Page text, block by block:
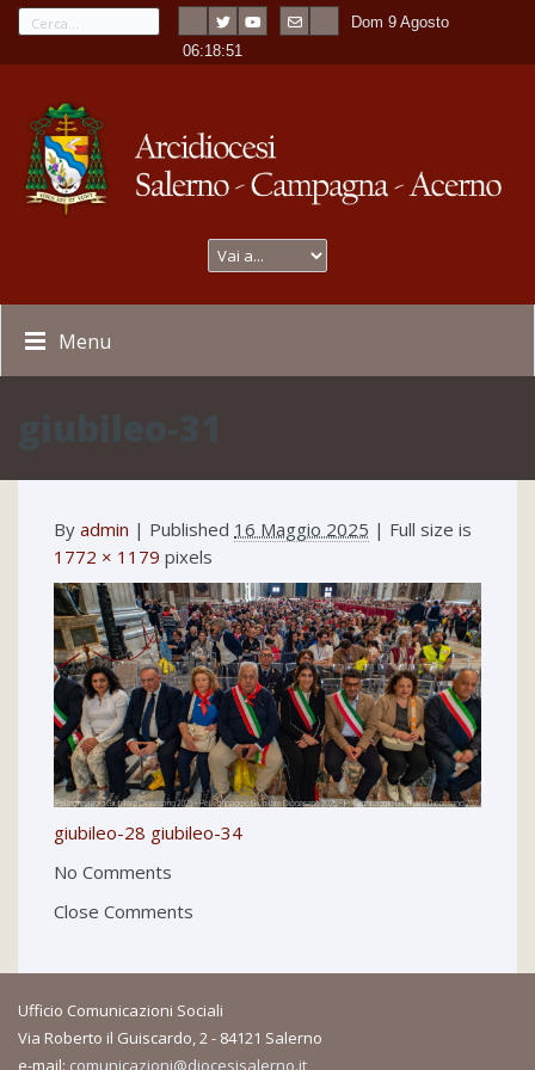
Dom 9 Agosto
-06:18:51
Menu
By admin | Published 16 Maggio 2025 | Full size is
1772 × 1179 pixels
giubileo-28 giubileo-34
No Comments
Close Comments
Ufficio Comunicazioni Sociali
Via Roberto il Guiscardo, 2 - 84121 Salerno
e-mail: comunicazioni@diocesisalerno.it